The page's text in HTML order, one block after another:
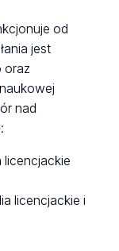
od
jest
oraz
nad
licencjackie
licencjackie i